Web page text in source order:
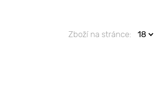
Zboží na stránce: 18